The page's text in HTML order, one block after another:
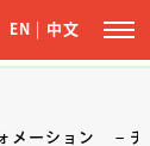
EN 中文
メーション チ